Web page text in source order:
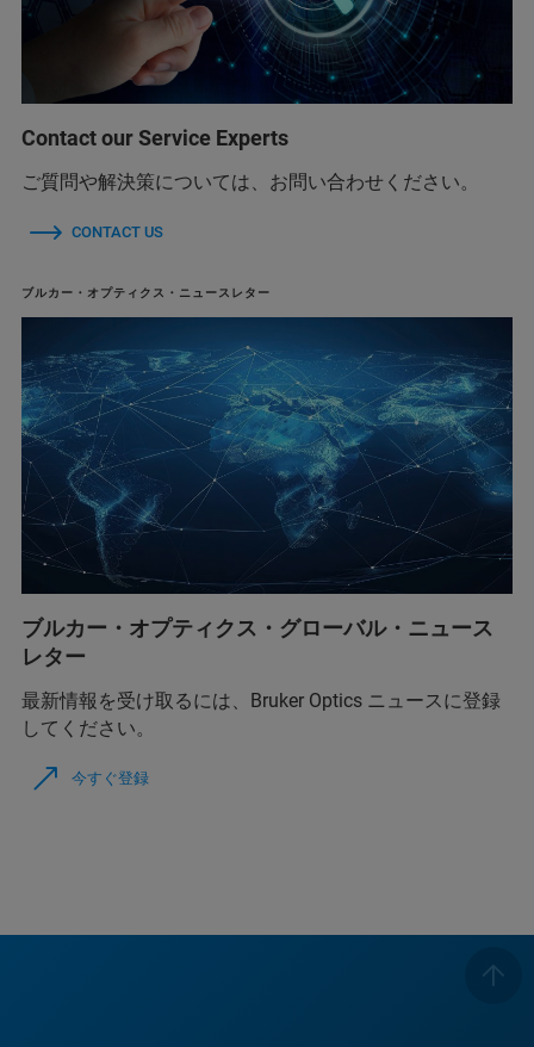
Contact our Service Experts
ご質問や解決策については、お問い合わせください。
CONTACT US
ブルカー・オプティクス・ニュースレター
ブルカー・オプティクス・グローバル・ニュース
レター
最新情報を受け取るには、Bruker Optics ニュースに登録
してください。
今すぐ登録